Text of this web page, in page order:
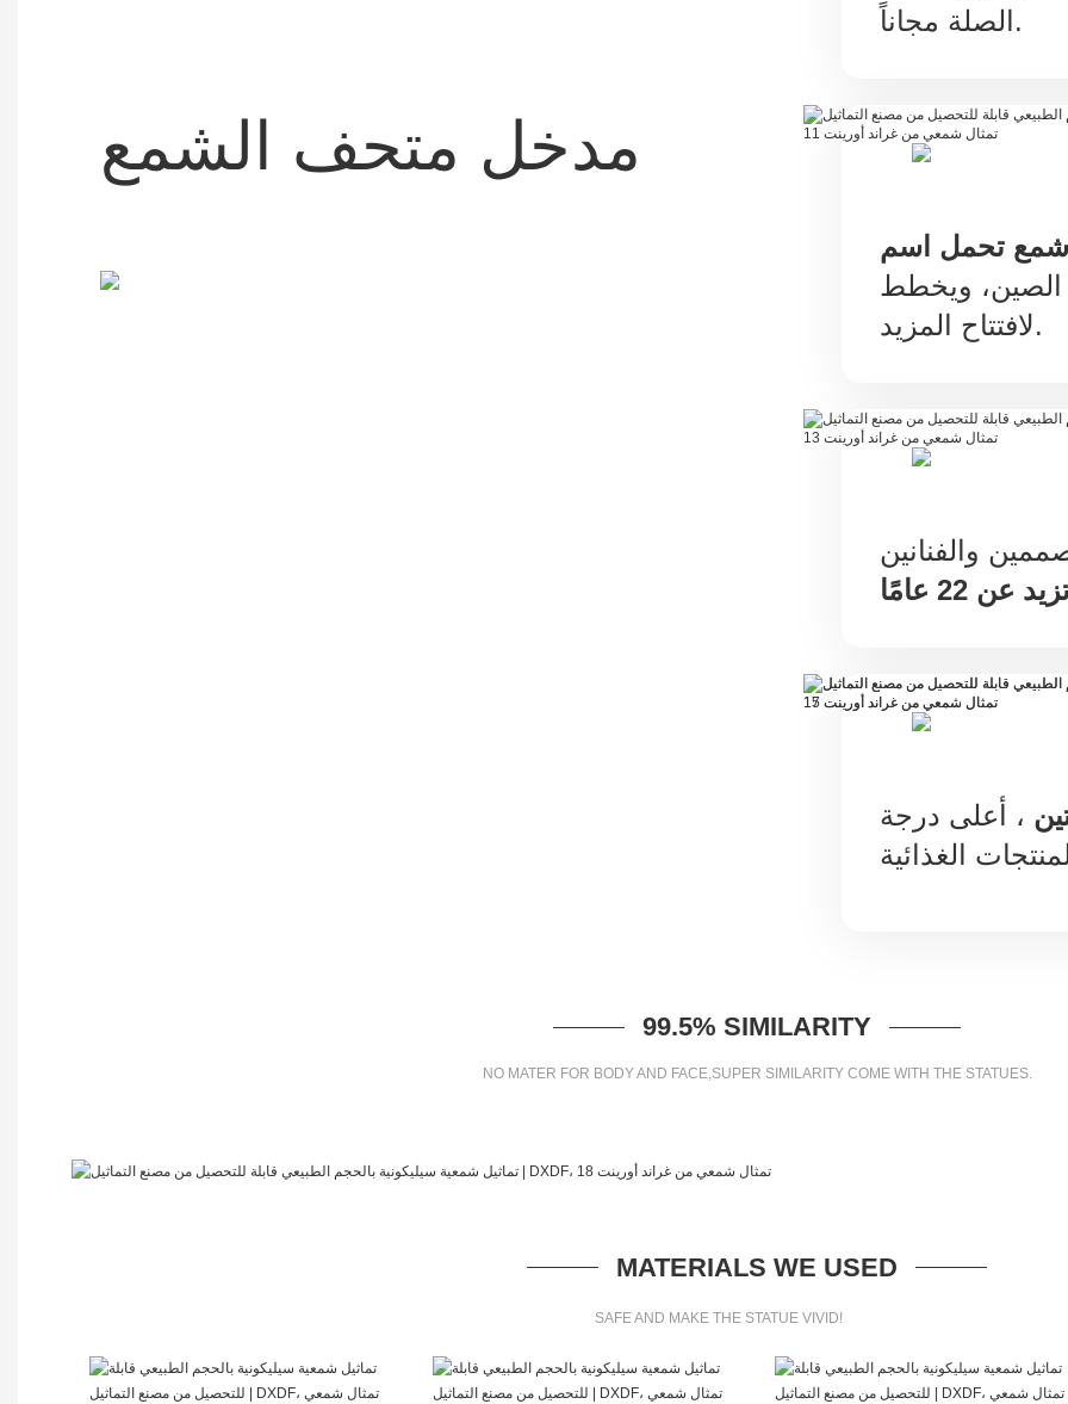
مدخل متحف الشمع
الصلة مجاناً.
تحمل اسم
ويخطط
لافتتاح المزيد.
والفنانين
عن 22 عامًا
، أعلى درجة
99.5% SIMILARITY
NO MATER FOR BODY AND FACE,SUPER SIMILARITY COME WITH THE STATUES.
MATERIALS WE USED
SAFE AND MAKE THE STATUE VIVID!